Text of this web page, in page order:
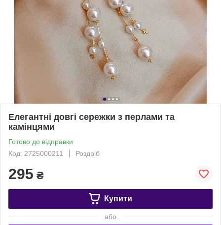
Елегантні довгі сережки з перлами та
камінцями
Готово до відправки
Код: 2725000211
Роздріб
295 ₴
Купити
або